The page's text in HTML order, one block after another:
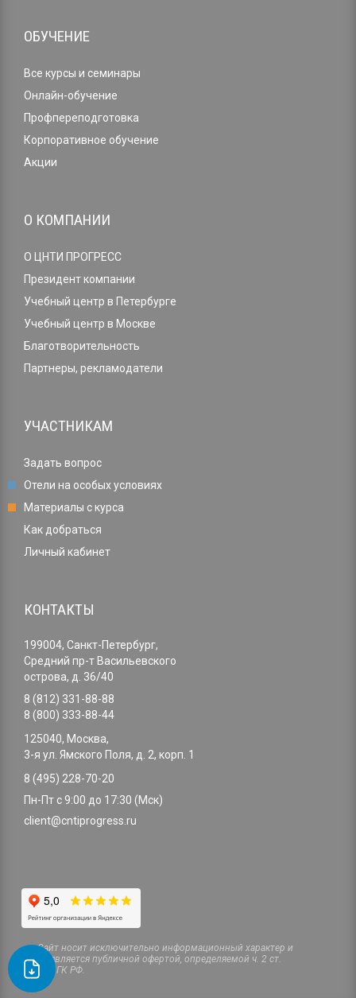
ОБУЧЕНИЕ
Все курсы и семинары
Онлайн-обучение
Профпереподготовка
Корпоративное обучение
Акции
О КОМПАНИИ
О ЦНТИ ПРОГРЕСС
Президент компании
Учебный центр в Петербурге
Учебный центр в Москве
Благотворительность
Партнеры, рекламодатели
УЧАСТНИКАМ
Задать вопрос
Отели на особых условиях
Материалы с курса
Как добраться
Личный кабинет
КОНТАКТЫ
199004, Санкт-Петербург,
Средний пр-т Васильевского
острова, д. 36/40
8 (812) 331-88-88
8 (800) 333-88-44
125040, Москва,
3-я ул. Ямского Поля, д. 2, корп. 1
8 (495) 228-70-20
Пн-Пт с 9:00 до 17:30 (Мск)
client@cntiprogress.ru
Cайт носит исключительно информационный характер и
не является публичной офертой, определяемой ч. 2 ст.
437 ГК РФ.